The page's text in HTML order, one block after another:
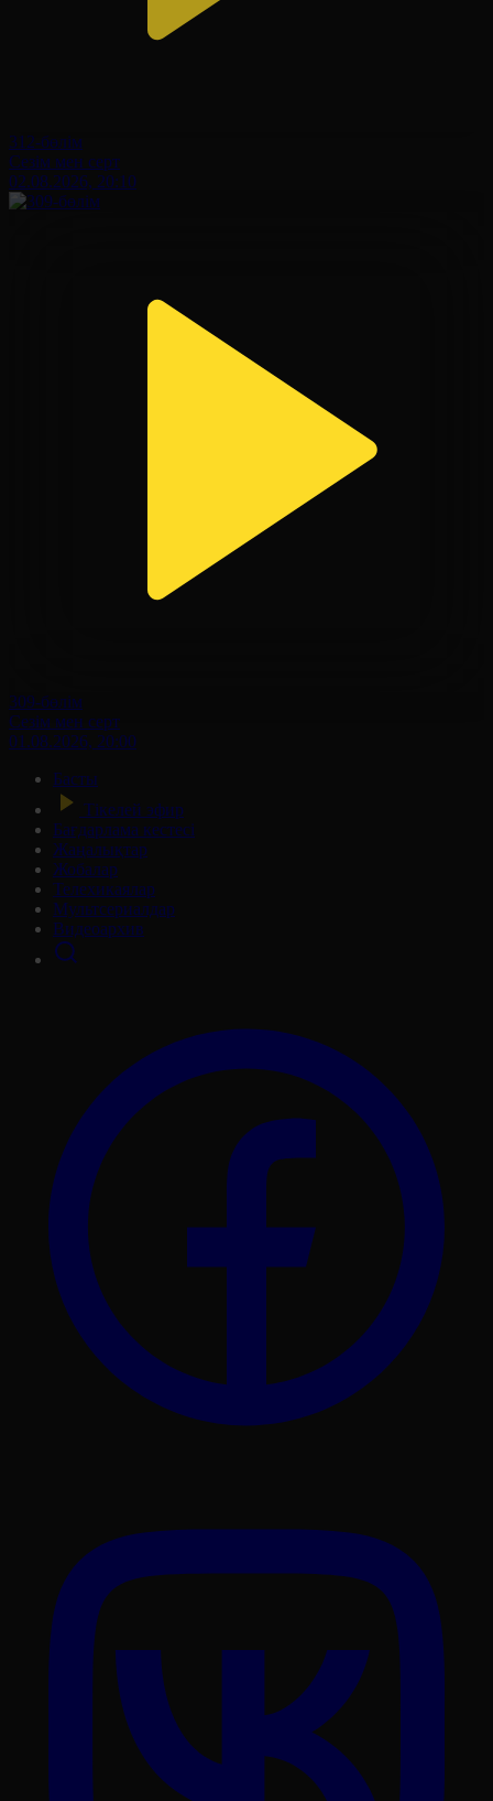
312-бөлім
Сезім мен серт
02.08.2026, 20:10
309-бөлім
Сезім мен серт
01.08.2026, 20:00
Басты
Тікелей эфир
Бағдарлама кестесі
Жаңалықтар
Жобалар
Телехикаялар
Мультсериалдар
Видеоархив